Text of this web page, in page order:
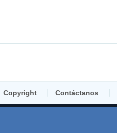
Copyright Contáctanos